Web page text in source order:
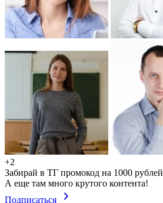
+2
Забирай в ТГ промокод на 1000 рублей
А еще там много крутого контента!
Подписаться